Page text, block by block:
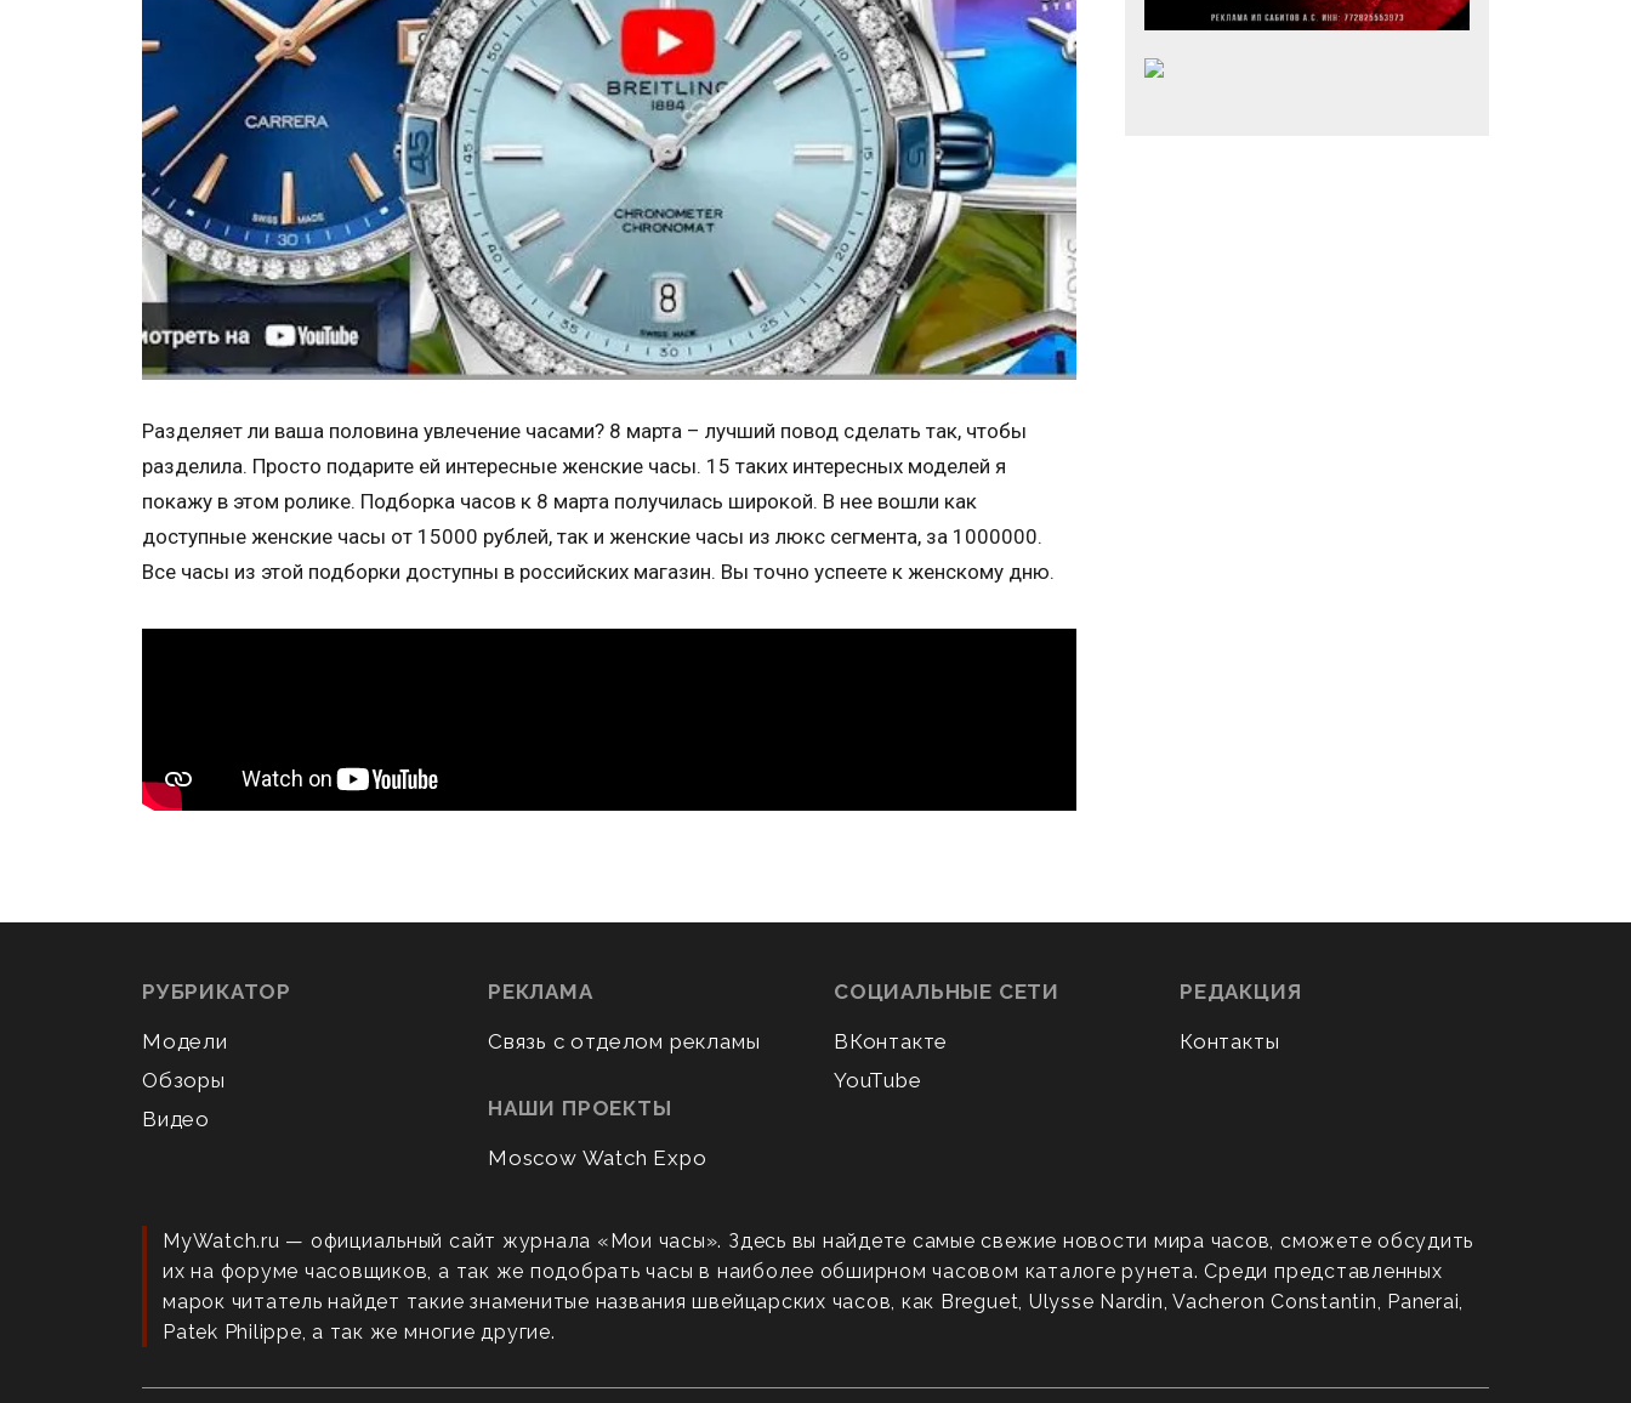
Разделяет ли ваша половина увлечение часами? 8 марта – лучший повод сделать так, чтобы
разделила. Просто подарите ей интересные женские часы. 15 таких интересных моделей я
покажу в этом ролике. Подборка часов к 8 марта получилась широкой. В нее вошли как
доступные женские часы от 15000 рублей, так и женские часы из люкс сегмента, за 1000000.
Все часы из этой подборки доступны в российских магазин. Вы точно успеете к женскому дню.
РУБРИКАТОР
Модели
Обзоры
Видео
РЕКЛАМА
Связь с отделом рекламы
НАШИ ПРОЕКТЫ
Moscow Watch Expo
СОЦИАЛЬНЫЕ СЕТИ
ВКонтакте
YouTube
РЕДАКЦИЯ
Контакты
MyWatch.ru — официальный сайт журнала «Мои часы». Здесь вы найдете самые свежие новости мира часов, сможете обсудить
их на форуме часовщиков, а так же подобрать часы в наиболее обширном часовом каталоге рунета. Среди представленных
марок читатель найдет такие знаменитые названия швейцарских часов, как Breguet, Ulysse Nardin, Vacheron Constantin, Panerai,
Patek Philippe, а так же многие другие.